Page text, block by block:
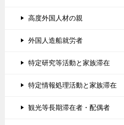
高度外国人材の親
外国人造船就労者
特定研究等活動と家族滞在
特定情報処理活動と家族滞在
観光等長期滞在者・配偶者